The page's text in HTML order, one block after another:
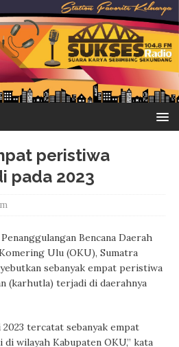
peristiwa
pada 2023
Bencana Daerah
Ulu (OKU), Sumatra
sebanyak empat peristiwa
(karhutla) terjadi di daerahnya
2023 tercatat sebanyak empat
wilayah Kabupaten OKU,” kata